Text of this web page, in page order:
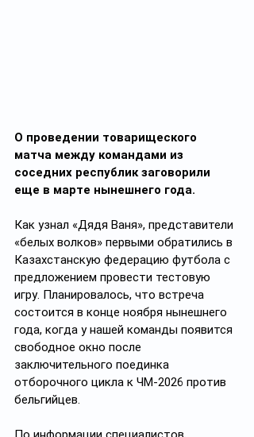
О проведении товарищеского
матча между командами из
соседних республик заговорили
еще в марте нынешнего года.
Как узнал «Дядя Ваня», представители
«белых волков» первыми обратились в
Казахстанскую федерацию футбола с
предложением провести тестовую
игру. Планировалось, что встреча
состоится в конце ноября нынешнего
года, когда у нашей команды появится
свободное окно после
заключительного поединка
отборочного цикла к ЧМ-2026 против
бельгийцев.